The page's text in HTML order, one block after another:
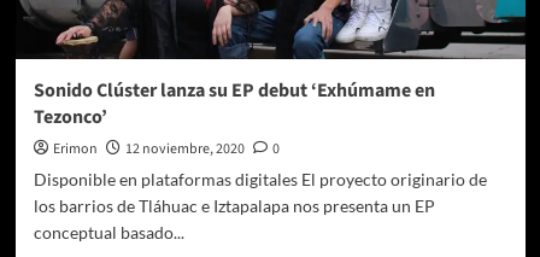
Sonido Clúster lanza su EP debut ‘Exhúmame en
Tezonco’
Erimon 12 noviembre, 2020
0
Disponible en plataformas digitales El proyecto originario de
los barrios de Tláhuac e Iztapalapa nos presenta un EP
conceptual basado...